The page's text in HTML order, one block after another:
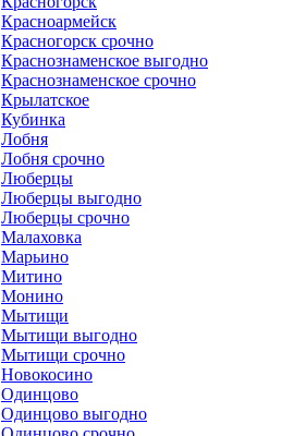
Красноармейск
Красногорск срочно
Краснознаменское выгодно
Краснознаменское срочно
Крылатское
Кубинка
Лобня
Лобня срочно
Люберцы
Люберцы выгодно
Люберцы срочно
Малаховка
Марьино
Митино
Монино
Мытищи
Мытищи выгодно
Мытищи срочно
Новокосино
Одинцово
Одинцово выгодно